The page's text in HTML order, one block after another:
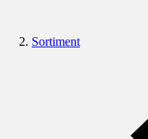
Sortiment